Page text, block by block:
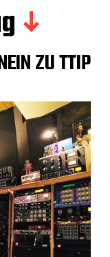
ZU TTIP